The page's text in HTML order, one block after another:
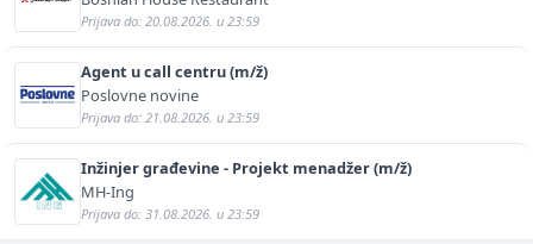
Prijava do: 20.08.2026. u 23:59
Agent u call centru (m/ž)
Poslovne novine
Prijava do: 21.08.2026. u 23:59
Inžinjer građevine - Projekt menadžer (m/ž)
MH-Ing
Prijava do: 31.08.2026. u 23:59